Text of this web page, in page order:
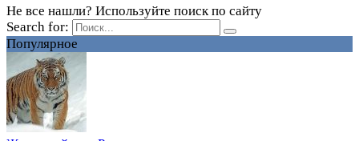
Не все нашли? Используйте поиск по сайту
Search for:
Популярное